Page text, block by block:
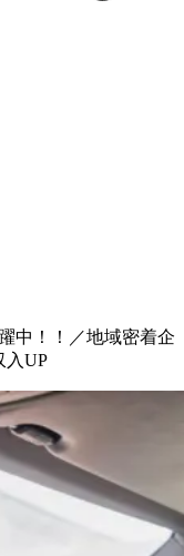
中！！／地域密着企
入UP